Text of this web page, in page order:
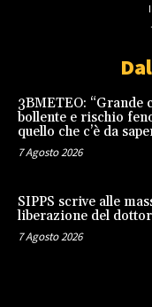
3BMETEO: “Grande
bollente e rischio
quello che c’è da
7 Agosto 2026
SIPPS scrive alle
liberazione del
7 Agosto 2026